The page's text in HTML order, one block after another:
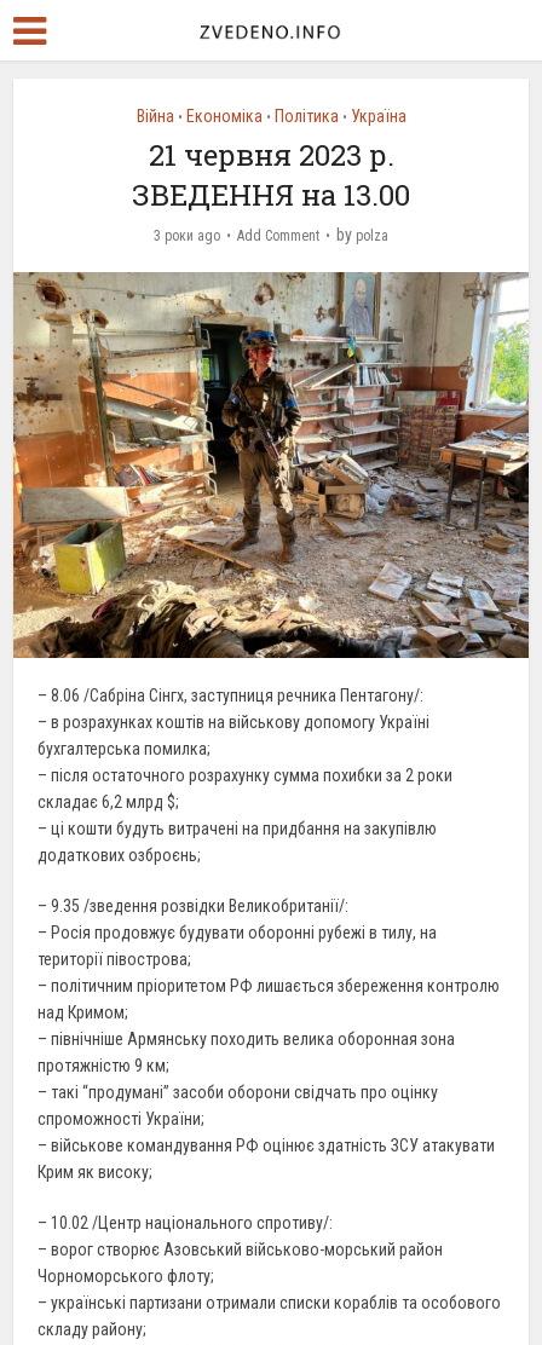
Війна • Економіка • Політика • Україна
21 червня 2023 р.
ЗВЕДЕННЯ на 13.00
3 роки ago Add Comment by polza
– 8.06 /Сабріна Сінгх, заступниця речника Пентагону/:
– в розрахунках коштів на військову допомогу Україні
бухгалтерська помилка;
– після остаточного розрахунку сумма похибки за 2 роки
складає 6,2 млрд $;
– ці кошти будуть витрачені на придбання на закупівлю
додаткових озброєнь;
– 9.35 /зведення розвідки Великобританії/:
– Росія продовжує будувати оборонні рубежі в тилу, на
території півострова;
– політичним пріоритетом РФ лишається збереження контролю
над Кримом;
– північніше Армянську походить велика оборонная зона
протяжністю 9 км;
– такі “продумані” засоби оборони свідчать про оцінку
спроможності України;
– військове командування РФ оцінює здатність ЗСУ атакувати
Крим як високу;
– 10.02 /Центр національного спротиву/:
– ворог створює Азовський військово-морський район
Чорноморського флоту;
– українські партизани отримали списки кораблів та особового
складу району;